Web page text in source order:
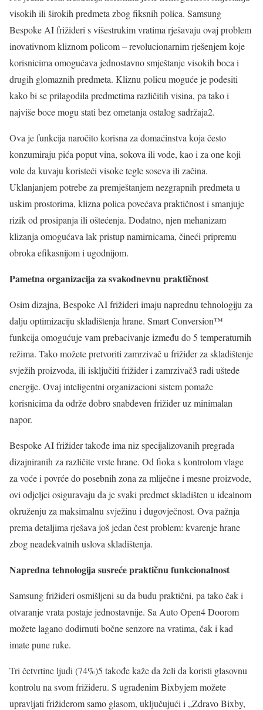
visokih ili širokih predmeta zbog fiksnih polica. Samsung
Bespoke AI frižideri s višestrukim vratima rješavaju ovaj problem
inovativnom kliznom policom – revolucionarnim rješenjem koje
korisnicima omogućava jednostavno smještanje visokih boca i
drugih glomaznih predmeta. Kliznu policu moguće je podesiti
kako bi se prilagodila predmetima različitih visina, pa tako i
najviše boce mogu stati bez ometanja ostalog sadržaja2.
Ova je funkcija naročito korisna za domaćinstva koja često
konzumiraju pića poput vina, sokova ili vode, kao i za one koji
vole da kuvaju koristeći visoke tegle soseva ili začina.
Uklanjanjem potrebe za premještanjem nezgrapnih predmeta u
uskim prostorima, klizna polica povećava praktičnost i smanjuje
rizik od prosipanja ili oštećenja. Dodatno, njen mehanizam
klizanja omogućava lak pristup namirnicama, čineći pripremu
obroka efikasnijom i ugodnijom.
Pametna organizacija za svakodnevnu praktičnost
Osim dizajna, Bespoke AI frižideri imaju naprednu tehnologiju za
dalju optimizaciju skladištenja hrane. Smart Conversion™
funkcija omogućuje vam prebacivanje između do 5 temperaturnih
režima. Tako možete pretvoriti zamrzivač u frižider za skladištenje
svježih proizvoda, ili isključiti frižider i zamrzivač3 radi uštede
energije. Ovaj inteligentni organizacioni sistem pomaže
korisnicima da održe dobro snabdeven frižider uz minimalan
napor.
Bespoke AI frižider takođe ima niz specijalizovanih pregrada
dizajniranih za različite vrste hrane. Od fioka s kontrolom vlage
za voće i povrće do posebnih zona za mliječne i mesne proizvode,
ovi odjeljci osiguravaju da je svaki predmet skladišten u idealnom
okruženju za maksimalnu svježinu i dugovječnost. Ova pažnja
prema detaljima rješava još jedan čest problem: kvarenje hrane
zbog neadekvatnih uslova skladištenja.
Napredna tehnologija susreće praktičnu funkcionalnost
Samsung frižideri osmišljeni su da budu praktični, pa tako čak i
otvaranje vrata postaje jednostavnije. Sa Auto Open4 Doorom
možete lagano dodirnuti bočne senzore na vratima, čak i kad
imate pune ruke.
Tri četvrtine ljudi (74%)5 takođe kaže da želi da koristi glasovnu
kontrolu na svom frižideru. S ugrađenim Bixbyjem možete
upravljati frižiderom samo glasom, uključujući i „Zdravo Bixby,